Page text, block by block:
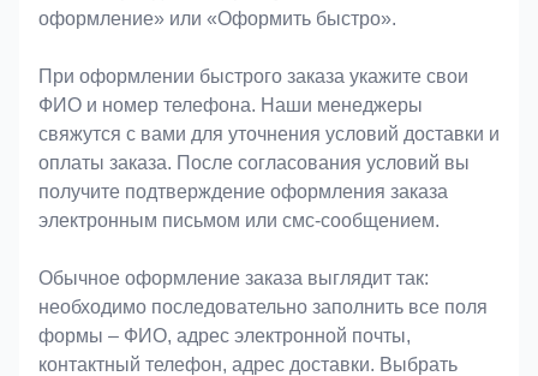
оформление» или «Оформить быстро».
При оформлении быстрого заказа укажите свои
ФИО и номер телефона. Наши менеджеры
свяжутся с вами для уточнения условий доставки и
оплаты заказа. После согласования условий вы
получите подтверждение оформления заказа
электронным письмом или смс-сообщением.
Обычное оформление заказа выглядит так:
необходимо последовательно заполнить все поля
формы – ФИО, адрес электронной почты,
контактный телефон, адрес доставки. Выбрать